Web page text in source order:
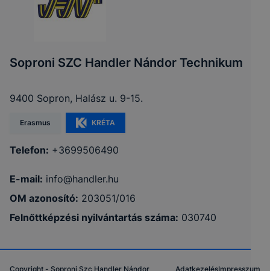
Soproni SZC Handler Nándor Technikum
9400 Sopron, Halász u. 9-15.
Erasmus KRÉTA
Telefon: +3699506490
E-mail: info@handler.hu
OM azonosító: 203051/016
Felnőttképzési nyilvántartás száma: 030740
Copyright - Soproni Szc Handler Nándor AdatkezelésImpresszum